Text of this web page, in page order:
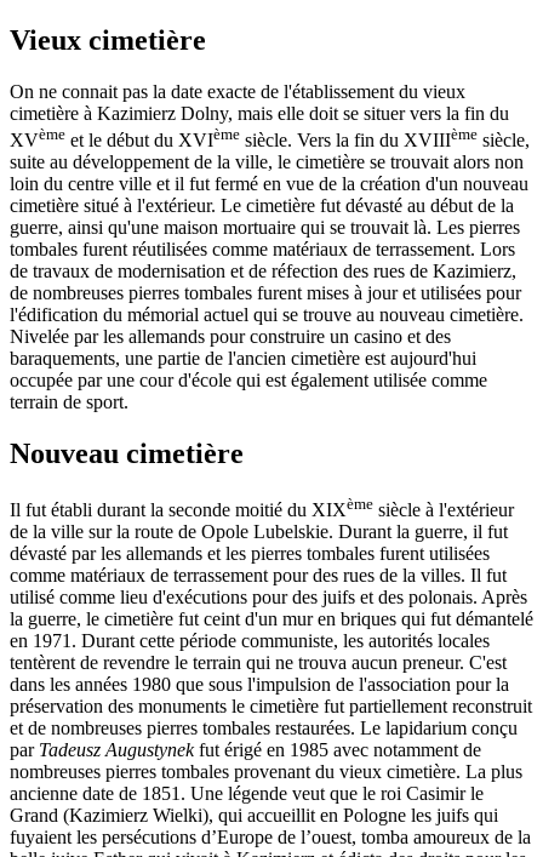
Vieux cimetière
On ne connait pas la date exacte de l'établissement du vieux
cimetière à Kazimierz Dolny, mais elle doit se situer vers la fin du
XVème et le début du XVIème siècle. Vers la fin du XVIIIème siècle,
suite au développement de la ville, le cimetière se trouvait alors non
loin du centre ville et il fut fermé en vue de la création d'un nouveau
cimetière situé à l'extérieur. Le cimetière fut dévasté au début de la
guerre, ainsi qu'une maison mortuaire qui se trouvait là. Les pierres
tombales furent réutilisées comme matériaux de terrassement. Lors
de travaux de modernisation et de réfection des rues de Kazimierz,
de nombreuses pierres tombales furent mises à jour et utilisées pour
l'édification du mémorial actuel qui se trouve au nouveau cimetière.
Nivelée par les allemands pour construire un casino et des
baraquements, une partie de l'ancien cimetière est aujourd'hui
occupée par une cour d'école qui est également utilisée comme
terrain de sport.
Nouveau cimetière
Il fut établi durant la seconde moitié du XIXème siècle à l'extérieur
de la ville sur la route de Opole Lubelskie. Durant la guerre, il fut
dévasté par les allemands et les pierres tombales furent utilisées
comme matériaux de terrassement pour des rues de la villes. Il fut
utilisé comme lieu d'exécutions pour des juifs et des polonais. Après
la guerre, le cimetière fut ceint d'un mur en briques qui fut démantelé
en 1971. Durant cette période communiste, les autorités locales
tentèrent de revendre le terrain qui ne trouva aucun preneur. C'est
dans les années 1980 que sous l'impulsion de l'association pour la
préservation des monuments le cimetière fut partiellement reconstruit
et de nombreuses pierres tombales restaurées. Le lapidarium conçu
par Tadeusz Augustynekfut érigé en 1985 avec notamment de
nombreuses pierres tombales provenant du vieux cimetière. La plus
ancienne date de 1851. Une légende veut que le roi Casimir le
Grand (Kazimierz Wielki), qui accueillit en Pologne les juifs qui
fuyaient les persécutions d’Europe de l’ouest, tomba amoureux de la